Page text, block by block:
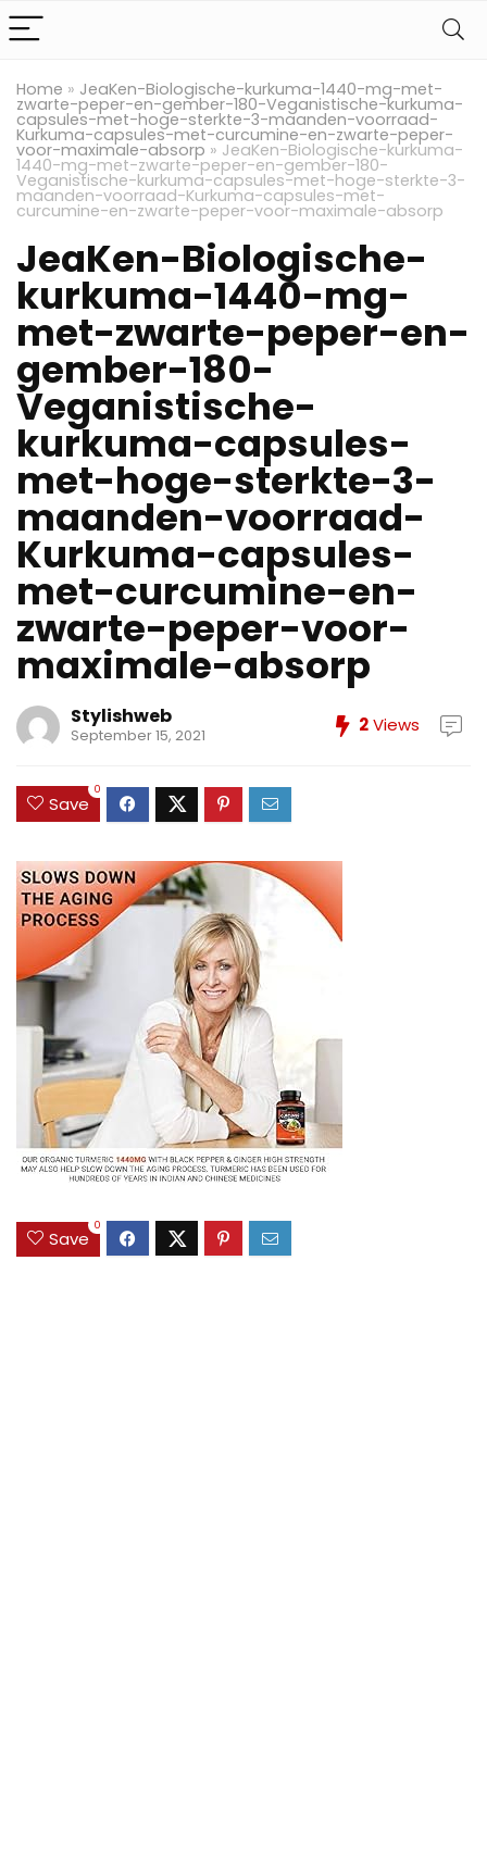
Home » JeaKen-Biologische-kurkuma-1440-mg-met-
zwarte-peper-en-gember-180-Veganistische-kurkuma-
capsules-met-hoge-sterkte-3-maanden-voorraad-
Kurkuma-capsules-met-curcumine-en-zwarte-peper-
voor-maximale-absorp » JeaKen-Biologische-kurkuma-
1440-mg-met-zwarte-peper-en-gember-180-
Veganistische-kurkuma-capsules-met-hoge-sterkte-3-
maanden-voorraad-Kurkuma-capsules-met-
curcumine-en-zwarte-peper-voor-maximale-absorp
JeaKen-Biologische-
kurkuma-1440-mg-
met-zwarte-peper-en-
gember-180-
Veganistische-
kurkuma-capsules-
met-hoge-sterkte-3-
maanden-voorraad-
Kurkuma-capsules-
met-curcumine-en-
zwarte-peper-voor-
maximale-absorp
Stylishweb
September 15, 2021 2Views
Save
0
Save
0